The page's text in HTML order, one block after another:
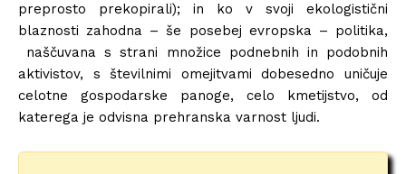
preprosto prekopirali); in ko v svoji ekologistični
blaznosti zahodna – še posebej evropska – politika,
naščuvana s strani množice podnebnih in podobnih
aktivistov, s številnimi omejitvami dobesedno uničuje
celotne gospodarske panoge, celo kmetijstvo, od
katerega je odvisna prehranska varnost ljudi.